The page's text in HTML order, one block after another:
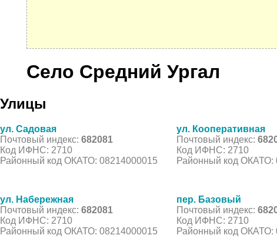
Село Средний Ургал
Улицы
ул. Садовая
Почтовый индекс: 682081
Код ИФНС: 2710
Районный код ОКАТО: 08214000015
ул. Кооперативная
Почтовый индекс:
Код ИФНС: 2710
Районный код ОКАТО:
ул. Набережная
Почтовый индекс: 682081
Код ИФНС: 2710
Районный код ОКАТО: 08214000015
пер. Базовый
Почтовый индекс:
Код ИФНС: 2710
Районный код ОКАТО: